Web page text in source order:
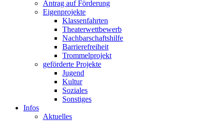
Antrag auf Förderung
Eigenprojekte
Klassenfahrten
Theaterwettbewerb
Nachbarschaftshilfe
Barrierefreiheit
Trommelprojekt
geförderte Projekte
Jugend
Kultur
Soziales
Sonstiges
Infos
Aktuelles